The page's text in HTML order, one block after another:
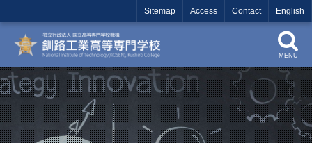
Sitemap Access Contact English
MENU